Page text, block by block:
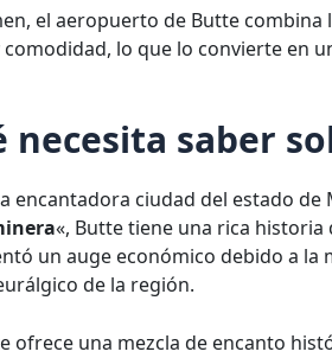
el aeropuerto de Butte
lo que lo convierte en
necesita saber
encantadora ciudad del estado
«, Butte tiene una rica historia
un auge económico debido a
de la región.
ofrece una mezcla de encanto